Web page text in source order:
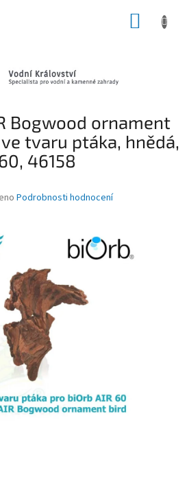
Bogwood ornament
tvaru ptáka, hnědá,
46158
Podrobnosti hodnocení